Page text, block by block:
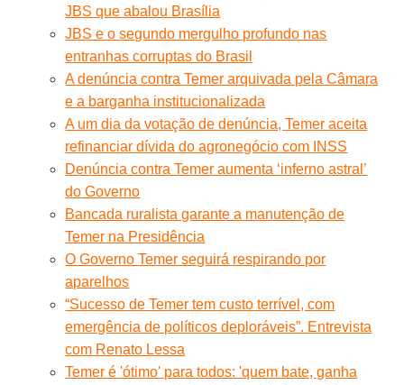
JBS que abalou Brasília
JBS e o segundo mergulho profundo nas
entranhas corruptas do Brasil
A denúncia contra Temer arquivada pela Câmara
e a barganha institucionalizada
A um dia da votação de denúncia, Temer aceita
refinanciar dívida do agronegócio com INSS
Denúncia contra Temer aumenta ‘inferno astral’
do Governo
Bancada ruralista garante a manutenção de
Temer na Presidência
O Governo Temer seguirá respirando por
aparelhos
“Sucesso de Temer tem custo terrível, com
emergência de políticos deploráveis”. Entrevista
com Renato Lessa
Temer é 'ótimo' para todos: 'quem bate, ganha